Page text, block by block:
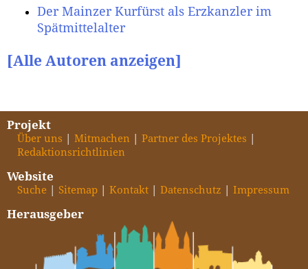
Der Mainzer Kurfürst als Erzkanzler im
Spätmittelalter
[Alle Autoren anzeigen]
Projekt
Über uns Mitmachen
Partner des Projektes
Redaktionsrichtlinien
Website
Suche Sitemap Kontakt Datenschutz Impressum
Herausgeber